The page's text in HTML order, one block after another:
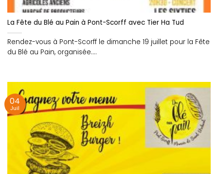
La Fête du Blé au Pain à Pont-Scorff avec Tier Ha Tud
Rendez-vous à Pont-Scorff le dimanche 19 juillet pour la Fête
du Blé au Pain, organisée....
04
Juil